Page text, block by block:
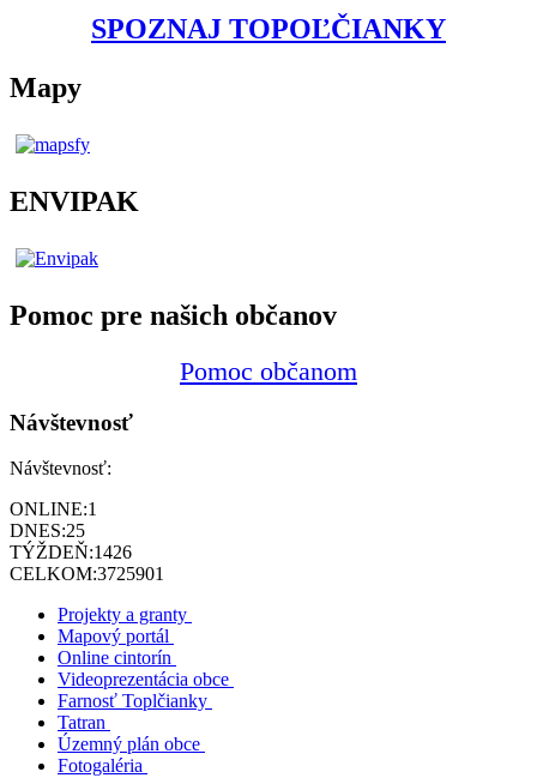
SPOZNAJ TOPOĽČIANKY
Mapy
ENVIPAK
Pomoc pre našich občanov
Pomoc občanom
Návštevnosť
Návštevnosť:
ONLINE:1
DNES:25
TÝŽDEŇ:1426
CELKOM:3725901
Projekty a granty
Mapový portál
Online cintorín
Videoprezentácia obce
Farnosť Toplčianky
Tatran
Územný plán obce
Fotogaléria